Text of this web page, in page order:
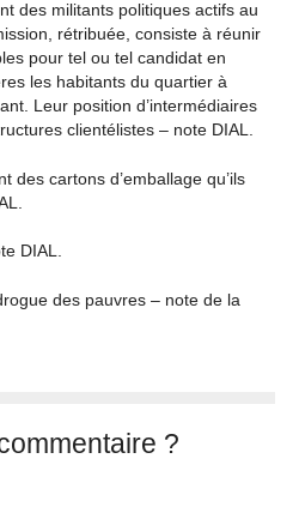
des militants politiques actifs au
rétribuée, consiste à réunir
pour tel ou tel candidat en
les habitants du quartier à
Leur position d’intermédiaires
clientélistes – note DIAL.
des cartons d’emballage qu’ils
DIAL.
des pauvres – note de la
?